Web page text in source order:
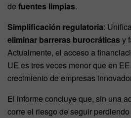
de fuentes limpias.
Simplificación regulatoria:
eliminar barreras burocráticas y
Actualmente, el acceso a
UE es tres veces menor que en
crecimiento de empresas
El informe concluye que, sin una
corre el riesgo de seguir